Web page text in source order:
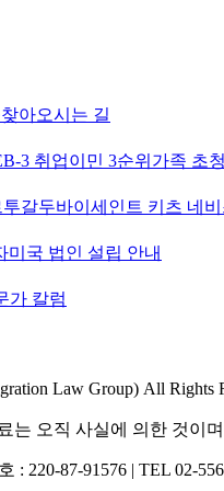
찾아오시는 길
3 취업이민 3순위 가족 초
투갈두바이 세인트 키츠 네
미국 법인 설립 안내
가 칼럼
Law Group) All Rights
는 오직 사실에 의한 것이
220-87-91576 | TEL 02-